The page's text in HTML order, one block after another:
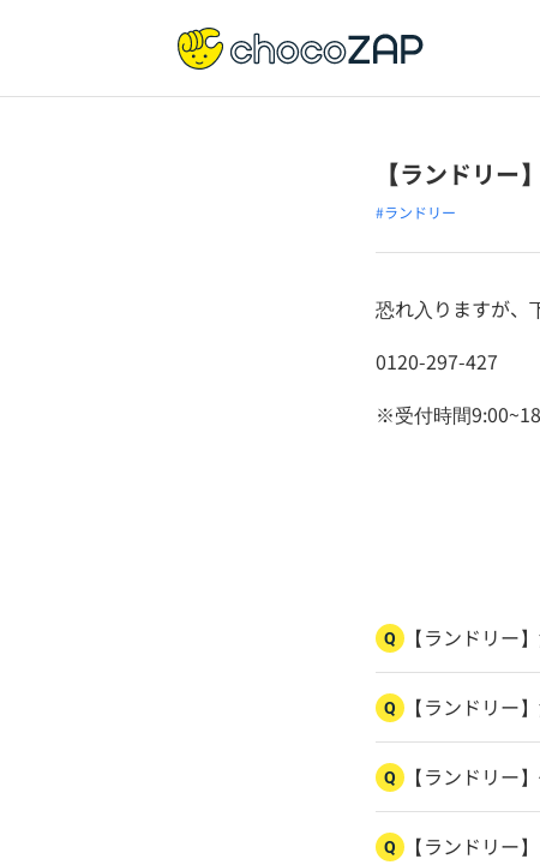
【ランドリー
#ランドリー
恐れ入りますが、
0120-297-427
※受付時間
Q 【ランドリー
Q 【ランドリー
Q 【ランドリー
Q 【ランドリー